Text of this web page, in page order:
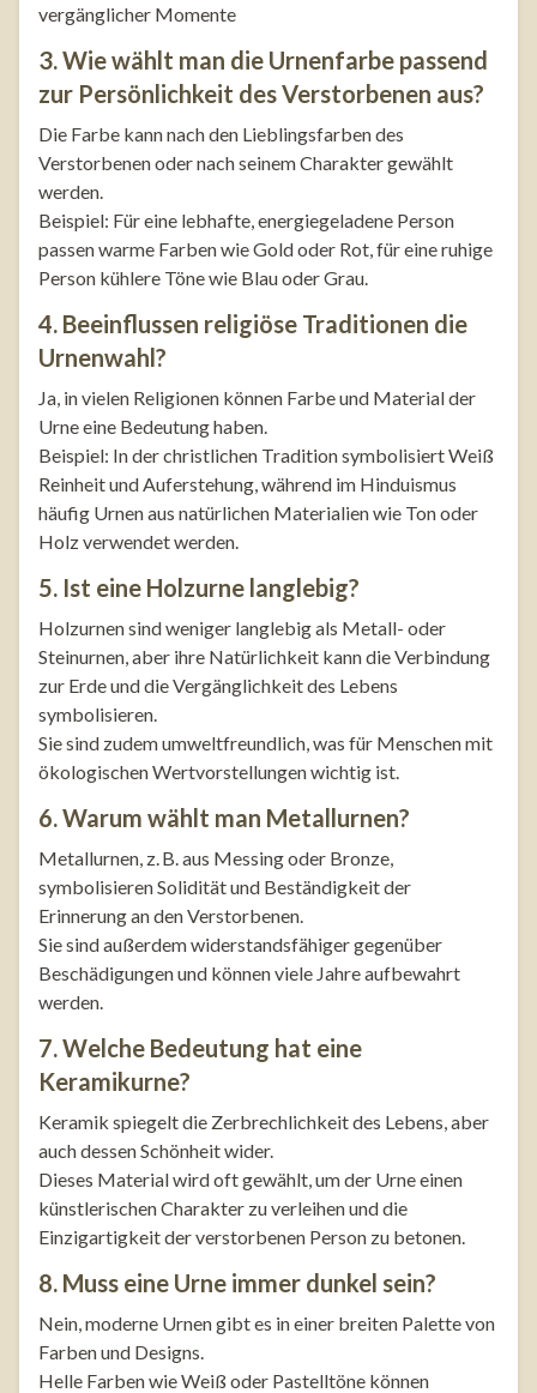
vergänglicher Momente
3. Wie wählt man die Urnenfarbe passend
zur Persönlichkeit des Verstorbenen aus?
Die Farbe kann nach den Lieblingsfarben des
Verstorbenen oder nach seinem Charakter gewählt
werden.
Beispiel: Für eine lebhafte, energiegeladene Person
passen warme Farben wie Gold oder Rot, für eine ruhige
Person kühlere Töne wie Blau oder Grau.
4. Beeinflussen religiöse Traditionen die
Urnenwahl?
Ja, in vielen Religionen können Farbe und Material der
Urne eine Bedeutung haben.
Beispiel: In der christlichen Tradition symbolisiert Weiß
Reinheit und Auferstehung, während im Hinduismus
häufig Urnen aus natürlichen Materialien wie Ton oder
Holz verwendet werden.
5. Ist eine Holzurne langlebig?
Holzurnen sind weniger langlebig als Metall- oder
Steinurnen, aber ihre Natürlichkeit kann die Verbindung
zur Erde und die Vergänglichkeit des Lebens
symbolisieren.
Sie sind zudem umweltfreundlich, was für Menschen mit
ökologischen Wertvorstellungen wichtig ist.
6. Warum wählt man Metallurnen?
Metallurnen, z. B. aus Messing oder Bronze,
symbolisieren Solidität und Beständigkeit der
Erinnerung an den Verstorbenen.
Sie sind außerdem widerstandsfähiger gegenüber
Beschädigungen und können viele Jahre aufbewahrt
werden.
7. Welche Bedeutung hat eine
Keramikurne?
Keramik spiegelt die Zerbrechlichkeit des Lebens, aber
auch dessen Schönheit wider.
Dieses Material wird oft gewählt, um der Urne einen
künstlerischen Charakter zu verleihen und die
Einzigartigkeit der verstorbenen Person zu betonen.
8. Muss eine Urne immer dunkel sein?
Nein, moderne Urnen gibt es in einer breiten Palette von
Farben und Designs.
Helle Farben wie Weiß oder Pastelltöne können